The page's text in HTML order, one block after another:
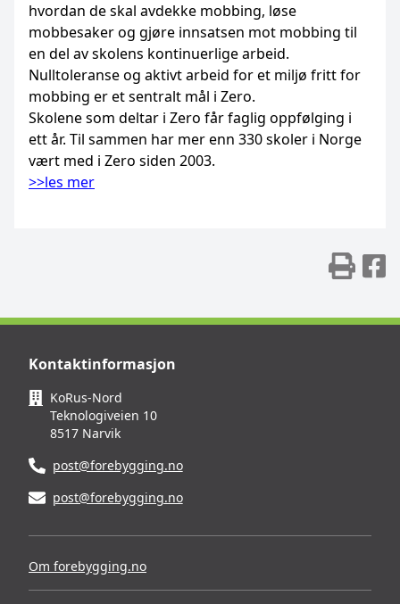
hvordan de skal avdekke mobbing, løse
mobbesaker og gjøre innsatsen mot mobbing til
en del av skolens kontinuerlige arbeid.
Nulltoleranse og aktivt arbeid for et miljø fritt for
mobbing er et sentralt mål i Zero.
Skolene som deltar i Zero får faglig oppfølging i
ett år. Til sammen har mer enn 330 skoler i Norge
vært med i Zero siden 2003.
>>les mer
Kontaktinformasjon
KoRus-Nord
Teknologiveien 10
8517 Narvik
post@forebygging.no
post@forebygging.no
Om forebygging.no